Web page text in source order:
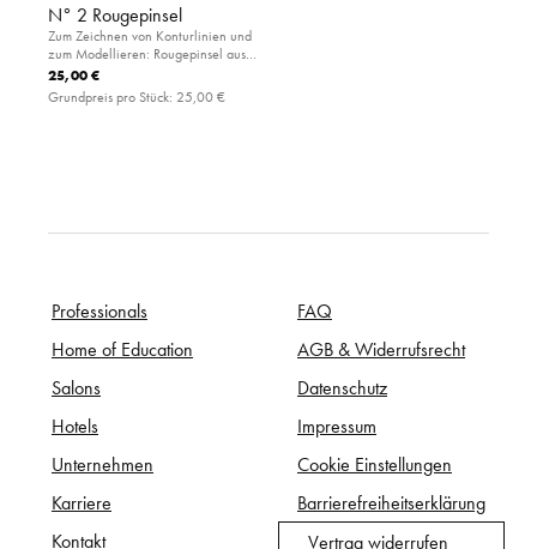
N° 2 Rougepinsel
Zum Zeichnen von Konturlinien und
zum Modellieren: Rougepinsel aus
feinem Kunsthaar. Ermöglicht ein
gleichmäßiges Ergebnis in der
gewünschten Farbintensität.
25,00 €
Grundpreis pro Stück: 25,00 €
Professionals
Home of Education
Salons
Hotels
Unternehmen
Karriere
Kontakt
FAQ
AGB & Widerrufsrecht
Datenschutz
Impressum
Cookie Einstellungen
Barrierefreiheitserklärung
Vertrag widerrufen